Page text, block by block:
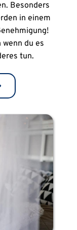
Besonders
in einem
du es
tun.